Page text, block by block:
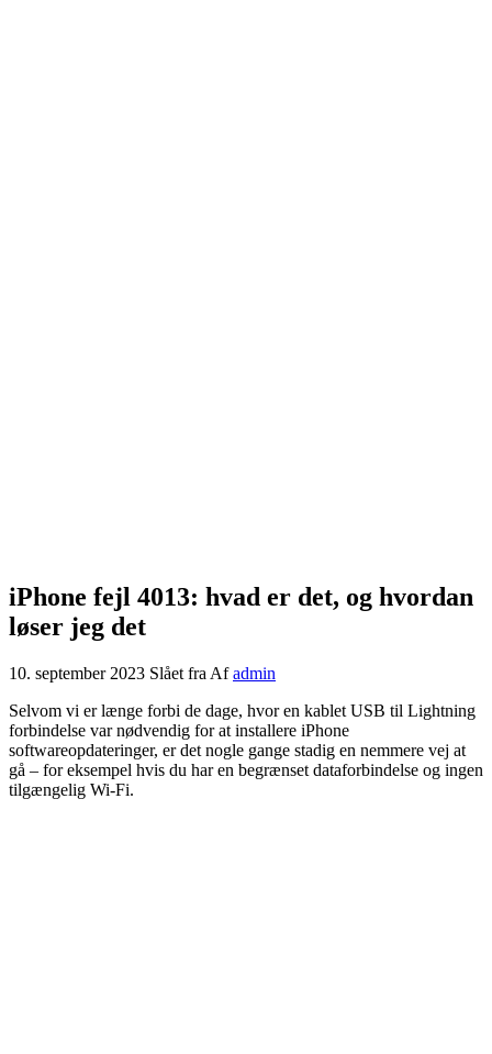
iPhone fejl 4013: hvad er det, og hvordan
løser jeg det
10. september 2023 Slået fra Af admin
Selvom vi er længe forbi de dage, hvor en kablet USB til Lightning
forbindelse var nødvendig for at installere iPhone
softwareopdateringer, er det nogle gange stadig en nemmere vej at
gå – for eksempel hvis du har en begrænset dataforbindelse og ingen
tilgængelig Wi-Fi.